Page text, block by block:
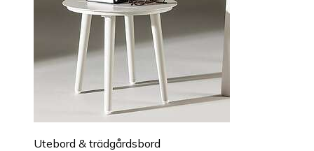
Utebord & trädgårdsbord